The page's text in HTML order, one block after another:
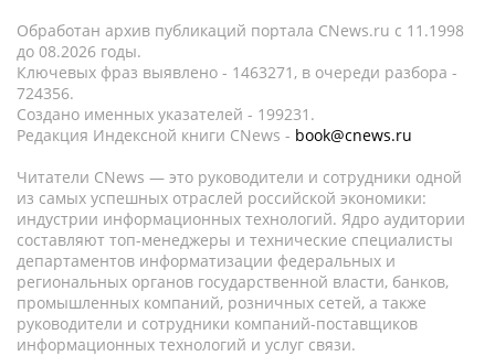
Обработан архив публикаций портала CNews.ru c 11.1998
до 08.2026 годы.
Ключевых фраз выявлено - 1463271, в очереди разбора -
724356.
Создано именных указателей - 199231.
Редакция Индексной книги CNews - book@cnews.ru
Читатели CNews — это руководители и сотрудники одной
из самых успешных отраслей российской экономики:
индустрии информационных технологий. Ядро аудитории
составляют топ-менеджеры и технические специалисты
департаментов информатизации федеральных и
региональных органов государственной власти, банков,
промышленных компаний, розничных сетей, а также
руководители и сотрудники компаний-поставщиков
информационных технологий и услуг связи.